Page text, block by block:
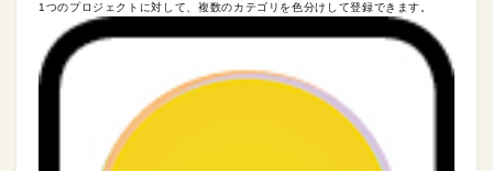
1つのプロジェクトに対して、複数のカテゴリを色分けして登録できます。